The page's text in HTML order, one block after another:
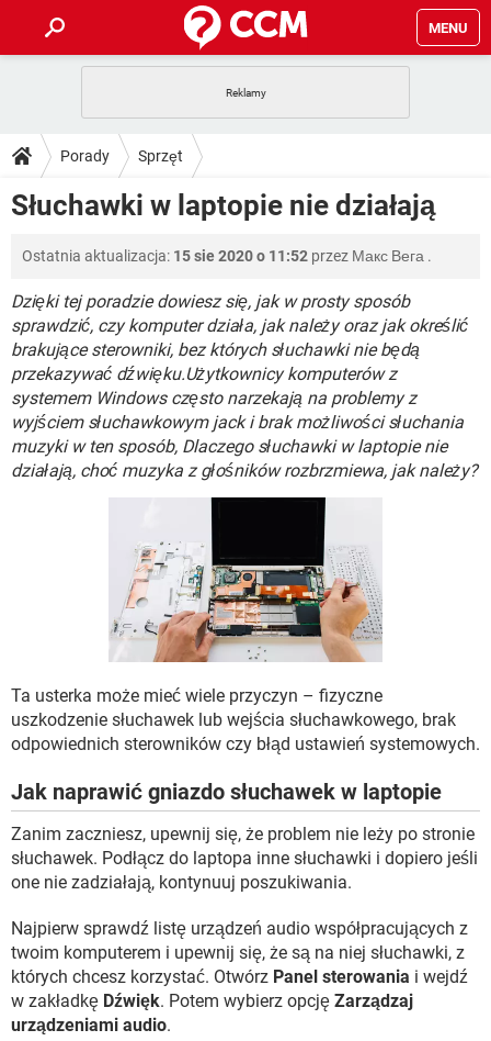
MENU
GRY
SPOTIFY NETFLIX
PORADY
PlayStation
GRY WHATSAPP
SPOTIFY NETFLIX
INSTAGRAM FACEBOOK
WINDOWS 10
DO POBRANIA
IOS NETFLIX
INSTAGRAM FACEBOOK
WINDOWS 10
FORUM
COVID-19 TIKTOK
GRY WHATSAPP
SPOTIFY NETFLIX
INSTAGRAM FACEBOOK
WINDOWS 10
ARTYKUŁY
COVID-19 TIKTOK
WHATSAPP
SPOTIFY NETFLIX
INSTAGRAM FACEBOOK
Porady Sprzęt
Słuchawki w laptopie nie działają
Ostatnia aktualizacja: 15 sie 2020 o 11:52 przez Макс Вега .
Dzięki tej poradzie dowiesz się, jak w prosty sposób
sprawdzić, czy komputer działa, jak należy oraz jak określić
brakujące sterowniki, bez których słuchawki nie będą
przekazywać dźwięku.Użytkownicy komputerów z
systemem Windows często narzekają na problemy z
wyjściem słuchawkowym jack i brak możliwości słuchania
muzyki w ten sposób, Dlaczego słuchawki w laptopie nie
działają, choć muzyka z głośników rozbrzmiewa, jak należy?
Ta usterka może mieć wiele przyczyn – fizyczne
uszkodzenie słuchawek lub wejścia słuchawkowego, brak
odpowiednich sterowników czy błąd ustawień systemowych.
Jak naprawić gniazdo słuchawek w laptopie
Zanim zaczniesz, upewnij się, że problem nie leży po stronie
słuchawek. Podłącz do laptopa inne słuchawki i dopiero jeśli
one nie zadziałają, kontynuuj poszukiwania.
Najpierw sprawdź listę urządzeń audio współpracujących z
twoim komputerem i upewnij się, że są na niej słuchawki, z
których chcesz korzystać. Otwórz Panel sterowania i wejdź
w zakładkę Dźwięk. Potem wybierz opcję Zarządzaj
urządzeniami audio.